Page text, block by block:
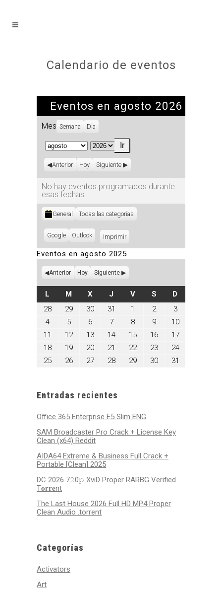
Calendario de eventos
Eventos en agosto 2026
Mes Semana Día
Mes
Año
Anterior Hoy Siguiente
No hay eventos programados durante
esas fechas.
Categorías
General Todas las categorías
Subscribe
Google
Subscribe
Outlook ImprimirVistas
Eventos en agosto 2025
Anterior Hoy Siguiente
L LUNES
M MARTES
XMIÉRCOLES
J JUEVES
VVIERNES
SSÁBADO
D
28julio
29julio
30julio
31 1
agosto
2025
2agosto
2025
3agosto
3,
2025
4agosto
4,
2025
5agosto
5,
2025
6agosto
6,
2025
7agosto
7,
2025
8agosto
8,
2025
9agosto
9,
2025
10agosto
10,
11
agosto
2025
12agosto
2025
13agosto
2025
14agosto
2025
15agosto
2025
16agosto
2025
17agosto
2025
18agosto
18,
2025
19agosto
2025
20agosto
20,
2025
21
agosto
2025
22agosto
2025
23agosto
2025
24agosto
25agosto
26agosto
27agosto
28agosto
29agosto
30agosto
31
Entradas recientes
Office 365 Enterprise E5 Slim ENG
SAM Broadcaster Pro Crack + License Key
Clean (x64) Reddit
AIDA64 Extreme & Business Full Crack +
Portable [Clean] 2025
DC 2026 7𝟸0𝚙 XviD Proper RARBG Verified
T𝐨𝐫𝐫𝐞nt
The Last House 2026 Full HD MP4 Proper
Clean Audio .torrent
Categorías
Activators
Art